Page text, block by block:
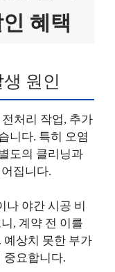
혜택
원인
처리 작업, 추가
니다. 특히 오염
도의 클리닝과
집니다.
야간 시공 비
, 계약 전 이를
예상치 못한 부가
중요합니다.